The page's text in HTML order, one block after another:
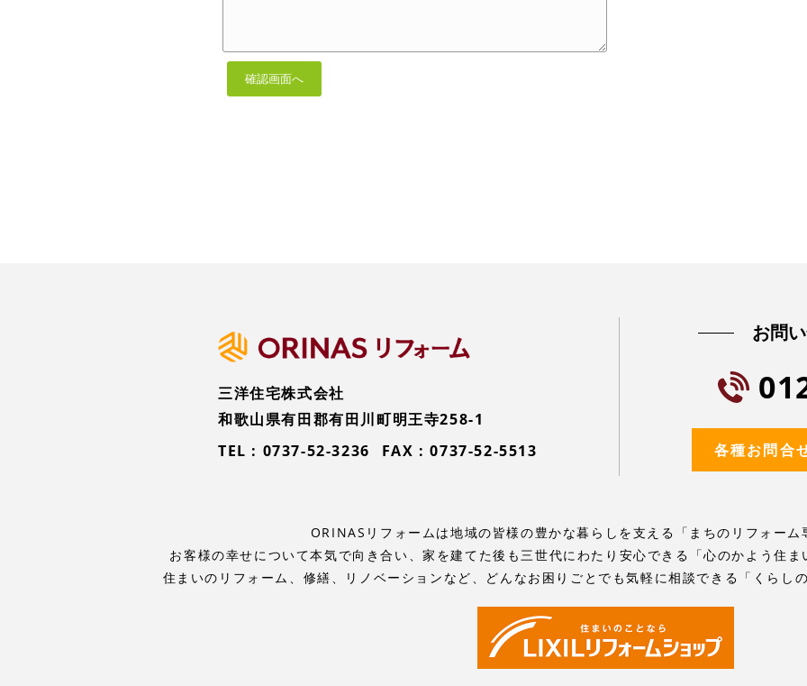
三洋住宅株式会社
和歌山県有田郡有田川町明王寺258-1
TEL : 0737-52-3236 FAX : 0737-52-5513
お問
各種お問合
ORINASリフォームは地域の皆様の豊かな暮らしを支える「まちのリフォーム
お客様の幸せについて本気で向き合い、家を建てた後も三世代にわたり安心できる「心のかよう住ま
住まいのリフォーム、修繕、リノベーションなど、どんなお困りごとでも気軽に相談できる「くらし